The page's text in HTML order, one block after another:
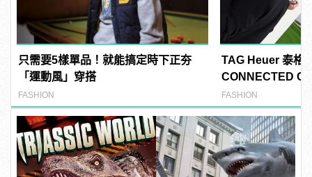
只需要5樣單品！就能搞定時下正夯
「運動風」穿搭
FASHION
TAG Heuer 泰格
CONNECTED
錶 高爾夫球特別
FASHION